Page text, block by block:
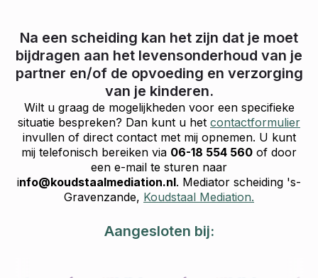
Na een scheiding kan het zijn dat je moet
bijdragen aan het levensonderhoud van je
partner en/of de opvoeding en verzorging
van je kinderen.
Wilt u graag de mogelijkheden voor een specifieke
situatie bespreken? Dan kunt u het contactformulier
invullen of direct contact met mij opnemen. U kunt
mij telefonisch bereiken via 06-18 554 560 of door
een e-mail te sturen naar
info@koudstaalmediation.nl. Mediator scheiding 's-
Gravenzande, Koudstaal Mediation.
Aangesloten bij: